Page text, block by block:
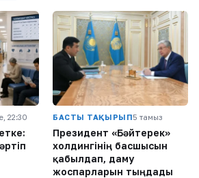
22:30 БАСТЫ ТАҚЫРЫП5 тамыз
Президент «Бәйтерек»
холдингінің басшысын
қабылдап, даму
жоспарларын тыңдады